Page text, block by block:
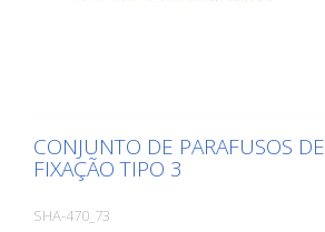
CONJUNTO DE PARAFUSOS DE
FIXAÇÃO TIPO 3
SHA-470_73